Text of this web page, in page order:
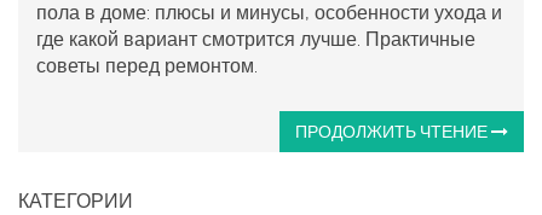
пола в доме: плюсы и минусы, особенности ухода и
где какой вариант смотрится лучше. Практичные
советы перед ремонтом.
ПРОДОЛЖИТЬ ЧТЕНИЕ
КАТЕГОРИИ